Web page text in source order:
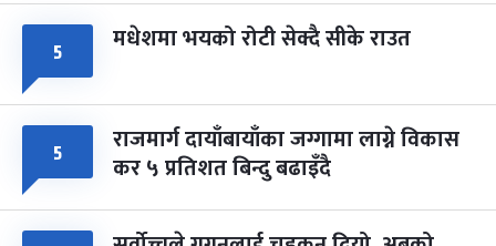
५ मधेशमा भयको रोटी सेक्दै सीके राउत
५ राजमार्ग दायाँबायाँका जग्गामा लाग्ने विकास
कर ५ प्रतिशत बिन्दु बढाइँदै